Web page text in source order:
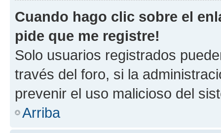
Cuando hago clic sobre el
pide que me registre!
Solo usuarios registrados
través del foro, si la
prevenir el uso malicioso del
Arriba